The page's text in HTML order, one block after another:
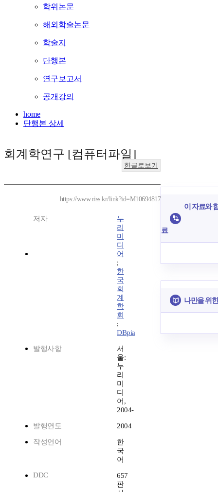
학위논문
해외학술논문
학술지
단행본
연구보고서
공개강의
home
단행본 상세
회계학연구 [컴퓨터파일]
한글로보기
https://www.riss.kr/link?id=M10694817
저자
누
리
미
디
어
;
한
국
회
계
학
회
;
DBpia
발행사항
서
울:
누
리
미
디
어,
2004-
발행연도 2004
작성언어
한
국
어
DDC
657
판
이 자료와
료
나만을 위